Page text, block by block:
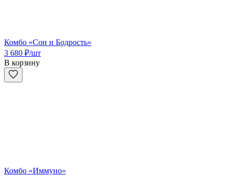
Комбо «Сон и Бодрость»
3 680 ₽/шт
В корзину
Комбо «Иммуно»